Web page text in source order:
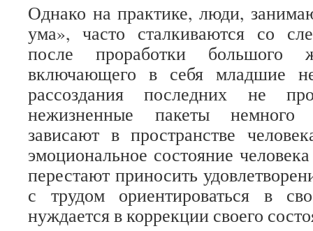
Однако на практике, люди,
ума», часто сталкиваются со
после проработки большого
включающего в себя младшие
рассоздания последних не
нежизненные пакеты немного
зависают в пространстве
эмоциональное состояние
перестают приносить
с трудом ориентироваться в
нуждается в коррекции своего